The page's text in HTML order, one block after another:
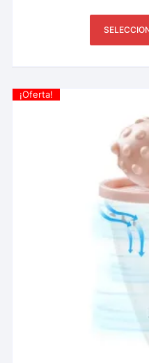
¡Oferta!